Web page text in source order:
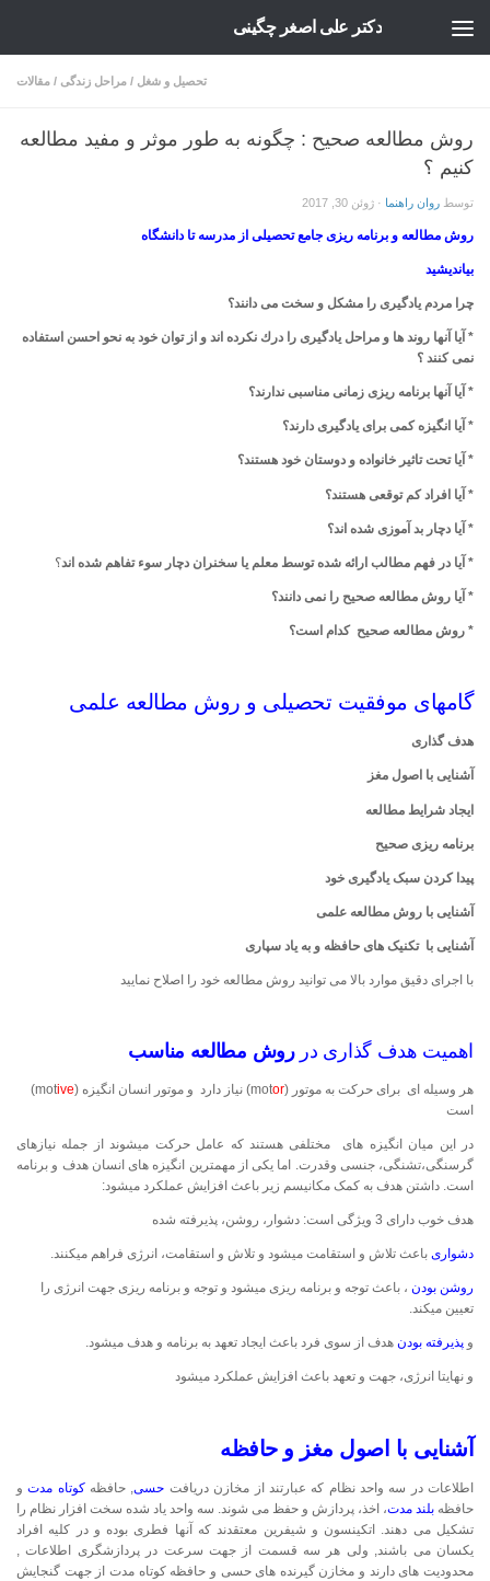
دکتر علی اصغر چگینی
تحصیل و شغل / مراحل زندگی / مقالات
روش مطالعه صحیح : چگونه به طور موثر و مفید مطالعه
کنیم ؟
توسط روان راهنما · ژوئن 30, 2017
روش مطالعه و برنامه ریزی جامع تحصیلی از مدرسه تا دانشگاه
بیاندیشید
چرا مردم یادگیری را مشكل و سخت می دانند؟
* آیا آنها روند ها و مراحل یادگیری را درك نكرده اند و از توان خود به نحو احسن استفاده
نمی كنند ؟
* آیا آنها برنامه ریزی زمانی مناسبی ندارند؟
* آیا انگیزه كمی برای یادگیری دارند؟
* آیا تحت تاثیر خانواده و دوستان خود هستند؟
* آیا افراد کم توقعی هستند؟
* آیا دچار بد آموزی شده اند؟
* آیا در فهم مطالب ارائه شده توسط معلم یا سخنران دچار سوء تفاهم شده اند؟
* آیا روش مطالعه صحیح را نمی دانند؟
* روش مطالعه صحیح کدام است؟
گامهای موفقیت تحصیلی و روش مطالعه علمی
هدف گذاری
آشنایی با اصول مغز
ایجاد شرایط مطالعه
برنامه ریزی صحیح
پیدا کردن سبک یادگیری خود
آشنایی با روش مطالعه علمی
آشنایی با تکنیک های حافظه و به یاد سپاری
با اجرای دقیق موارد بالا می توانید روش مطالعه خود را اصلاح نمایید
اهمیت هدف گذاری درروش مطالعه مناسب
هر وسیله ای برای حرکت به موتور (motor ) نیاز دارد و موتور انسان انگیزه (motive
)
است
در این میان انگیزه های مختلفی هستند که عامل حرکت میشوند از جمله نیازهای
گرسنگی،تشنگی، جنسی وقدرت. اما یکی از مهمترین انگیزه های انسان هدف و برنامه
است. داشتن هدف به کمک مکانیسم زیر باعث افزایش عملکرد میشود:
هدف خوب دارای 3 ویژگی است: دشوار، روشن، پذیرفته شده
دشواری باعث تلاش و استقامت میشود و تلاش و استقامت، انرژی فراهم میکنند.
روشن بودن ، باعث توجه و برنامه ریزی میشود و توجه و برنامه ریزی جهت انرژی را
تعیین میکند.
و پذیرفته بودن هدف از سوی فرد باعث ایجاد تعهد به برنامه و هدف میشود.
و نهایتا انرژی، جهت و تعهد باعث افزایش عملکرد میشود
آشنایی با اصول مغز و حافظه
اطلاعات در سه واحد نظام که عبارتند از مخازن دریافت حسی, حافظهکوتاه مدتو
حافظه بلند مدت، اخذ، پردازش و حفظ می شوند. سه واحد یاد شده سخت افزار نظام را
تشکیل می دهند. اتکینسون و شیفرین معتقدند که آنها فطری بوده و در کلیه افراد
یکسان می باشند, ولی هر سه قسمت از جهت سرعت در پردازشگری اطلاعات ,
محدودیت های دارند و مخازن گیرنده های حسی و حافظه کوتاه مدت از جهت گنجایش